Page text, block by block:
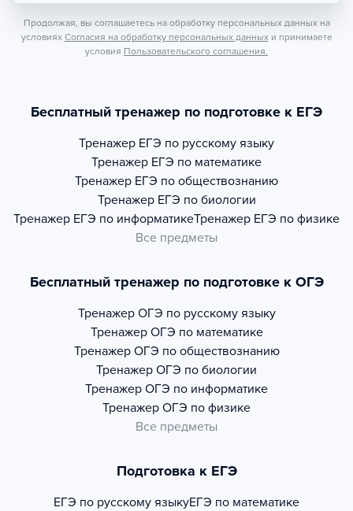
Продолжая, вы соглашаетесь на обработку персональных данных на
условиях Согласия на обработку персональных данных и принимаете
условия Пользовательского соглашения.
Бесплатный тренажер по подготовке к ЕГЭ
Тренажер ЕГЭ по русскому языку
Тренажер ЕГЭ по математике
Тренажер ЕГЭ по обществознанию
Тренажер ЕГЭ по биологии
Тренажер ЕГЭ по информатикеТренажер ЕГЭ по физике
Все предметы
Бесплатный тренажер по подготовке к ОГЭ
Тренажер ОГЭ по русскому языку
Тренажер ОГЭ по математике
Тренажер ОГЭ по обществознанию
Тренажер ОГЭ по биологии
Тренажер ОГЭ по информатике
Тренажер ОГЭ по физике
Все предметы
Подготовка к ЕГЭ
ЕГЭ по русскому языкуЕГЭ по математике